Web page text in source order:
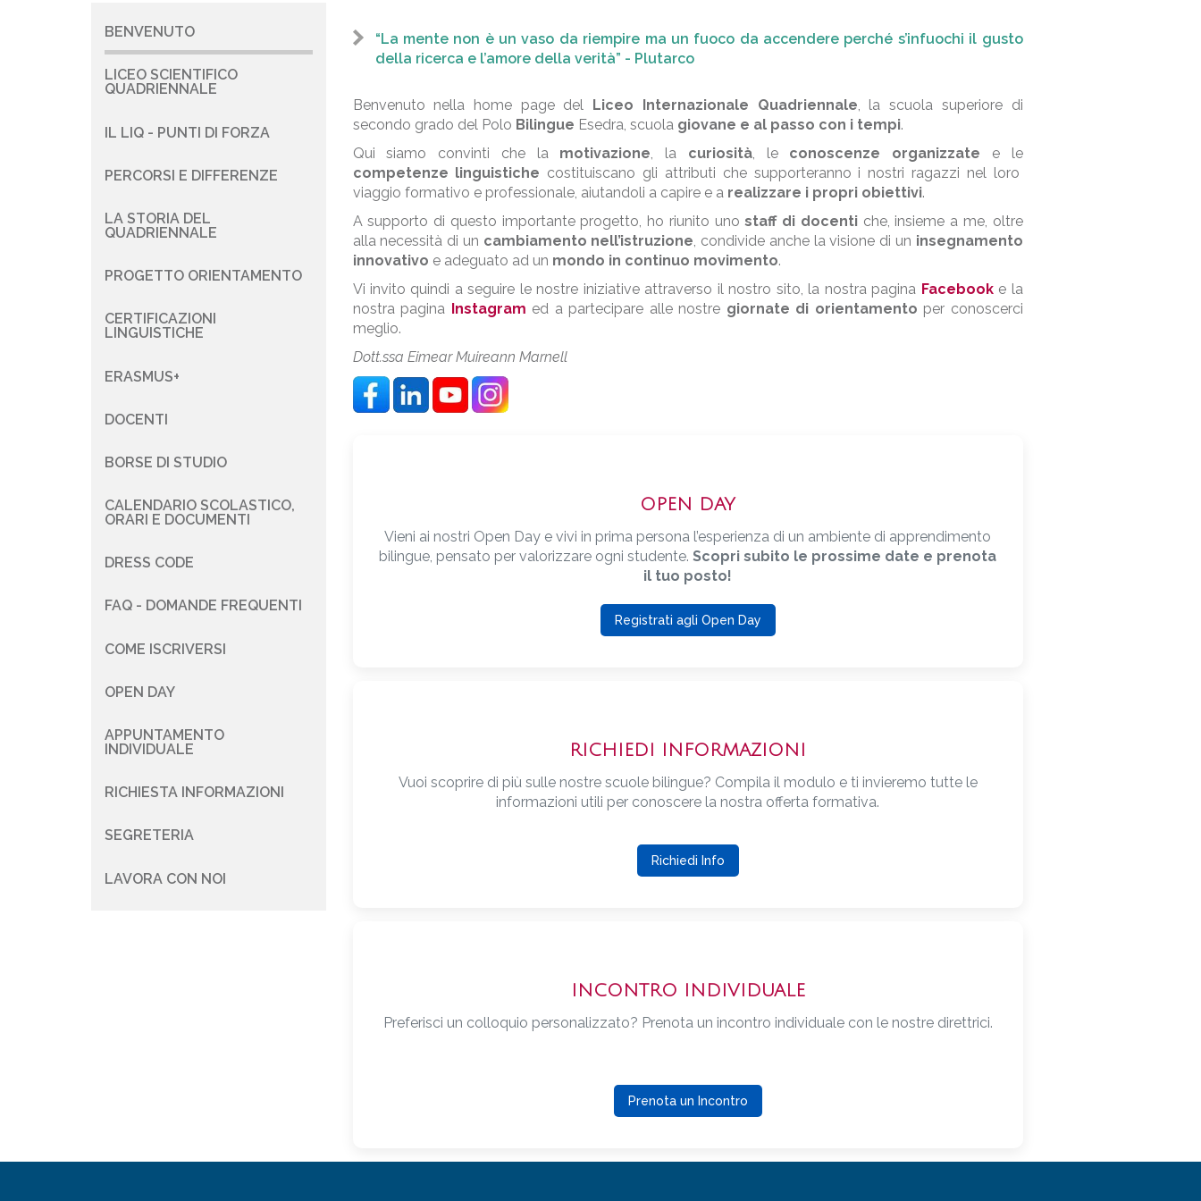
Navigazione
principale
BENVENUTO
LICEO SCIENTIFICO
QUADRIENNALE
IL LIQ - PUNTI DI FORZA
PERCORSI E DIFFERENZE
LA STORIA DEL
QUADRIENNALE
PROGETTO ORIENTAMENTO
CERTIFICAZIONI
LINGUISTICHE
ERASMUS+
DOCENTI
BORSE DI STUDIO
CALENDARIO SCOLASTICO,
ORARI E DOCUMENTI
DRESS CODE
FAQ - DOMANDE FREQUENTI
COME ISCRIVERSI
OPEN DAY
APPUNTAMENTO
INDIVIDUALE
RICHIESTA INFORMAZIONI
SEGRETERIA
LAVORA CON NOI
“La mente non è un vaso da riempire ma un fuoco da accendere perché s’infuochi il gusto
della ricerca e l’amore della verità” - Plutarco
Benvenuto nella home page del Liceo Internazionale Quadriennale, la scuola superiore di
secondo grado del Polo Bilingue Esedra, scuolagiovane e al passo con i tempi.
Qui siamo convinti che la motivazione, la curiosità, le conoscenze organizzate e le
competenze linguistiche costituiscano gli attributi che supporteranno i nostri ragazzi nel loro
viaggio formativo e professionale, aiutandoli a capire e a realizzare i propri obiettivi.
A supporto di questo importante progetto, ho riunito unostaff di docenti che, insieme a me, oltre
alla necessità di un cambiamento nell’istruzione, condivide anche la visione di un insegnamento
innovativo e adeguato ad un mondo in continuo movimento.
Vi invito quindi a seguire le nostre iniziative attraverso il nostro sito, la nostra pagina Facebook e la
nostra pagina Instagram ed a partecipare alle nostre giornate di orientamento per conoscerci
meglio.
Dott.ssa Eimear Muireann Marnell
OPEN DAY
Vieni ai nostri Open Day e vivi in prima persona l’esperienza di un ambiente di apprendimento
bilingue, pensato per valorizzare ogni studente. Scopri subito le prossime date e prenota
il tuo posto!
Registrati agli Open Day
RICHIEDI INFORMAZIONI
Vuoi scoprire di più sulle nostre scuole bilingue? Compila il modulo e ti invieremo tutte le
informazioni utili per conoscere la nostra offerta formativa.
Richiedi Info
INCONTRO INDIVIDUALE
Preferisci un colloquio personalizzato? Prenota un incontro individuale con le nostre direttrici.
Prenota un Incontro